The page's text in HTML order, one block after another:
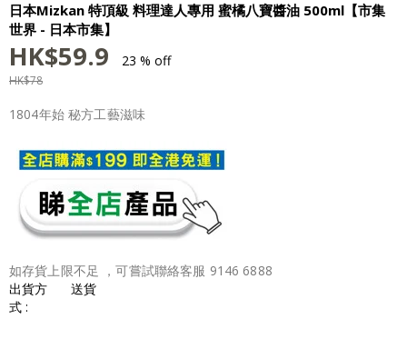
日本Mizkan 特頂級 料理達人專用 蜜橘八寶醬油 500ml【市集
世界 - 日本市集】
HK$59.9 23 % off
HK$78
1804年始 秘方工藝滋味
如存貨上限不足 ，可嘗試聯絡客服 9146 6888
出貨方
式 :
送貨